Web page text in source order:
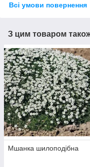
Всі умови повернення
З цим товаром
Мшанка шилоподібна